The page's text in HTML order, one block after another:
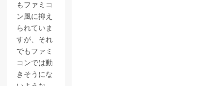
もファミコ
ン風に抑え
られていま
すが、それ
でもファミ
コンでは動
きそうにな